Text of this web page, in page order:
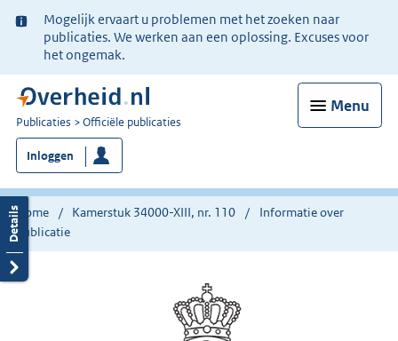
Ter
informatie:
Mogelijk ervaart u problemen met het zoeken naar
publicaties. We werken aan een oplossing. Excuses voor
het ongemak.
Menu
U
bent
nu
hier:
Publicaties Officiële publicaties
Inloggen
Home Kamerstuk 34000-XIII, nr. 110
Informatie over
publicatie